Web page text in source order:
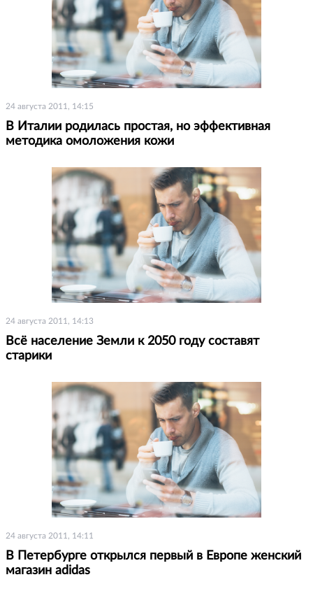
24 августа 2011, 14:15
В Италии родилась простая, но эффективная
методика омоложения кожи
24 августа 2011, 14:13
Всё население Земли к 2050 году составят
старики
24 августа 2011, 14:11
В Петербурге открылся первый в Европе женский
магазин adidas